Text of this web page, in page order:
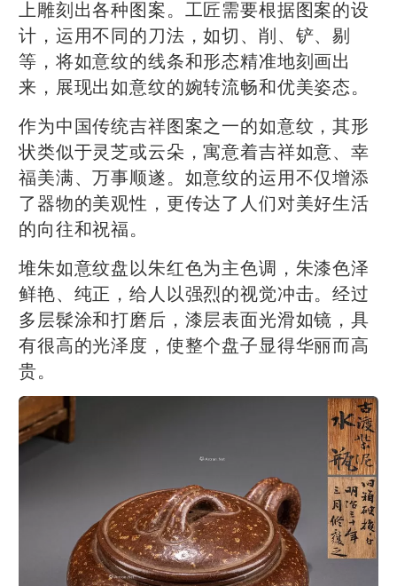
上雕刻出各种图案。工匠需要根据图案的设
计，运用不同的刀法，如切、削、铲、剔
等，将如意纹的线条和形态精准地刻画出
来，展现出如意纹的婉转流畅和优美姿态。
作为中国传统吉祥图案之一的如意纹，其形
状类似于灵芝或云朵，寓意着吉祥如意、幸
福美满、万事顺遂。如意纹的运用不仅增添
了器物的美观性，更传达了人们对美好生活
的向往和祝福。
堆朱如意纹盘以朱红色为主色调，朱漆色泽
鲜艳、纯正，给人以强烈的视觉冲击。经过
多层髹涂和打磨后，漆层表面光滑如镜，具
有很高的光泽度，使整个盘子显得华丽而高
贵。